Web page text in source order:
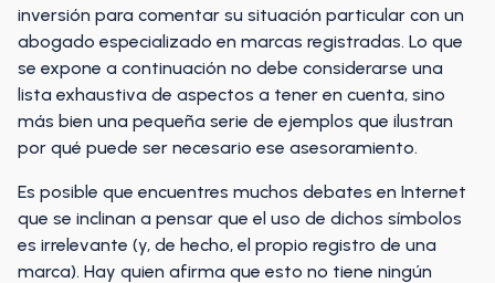
inversión para comentar su situación particular con un
abogado especializado en marcas registradas. Lo que
se expone a continuación no debe considerarse una
lista exhaustiva de aspectos a tener en cuenta, sino
más bien una pequeña serie de ejemplos que ilustran
por qué puede ser necesario ese asesoramiento.
Es posible que encuentres muchos debates en Internet
que se inclinan a pensar que el uso de dichos símbolos
es irrelevante (y, de hecho, el propio registro de una
marca). Hay quien afirma que esto no tiene ningún